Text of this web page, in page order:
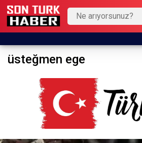
üsteğmen ege